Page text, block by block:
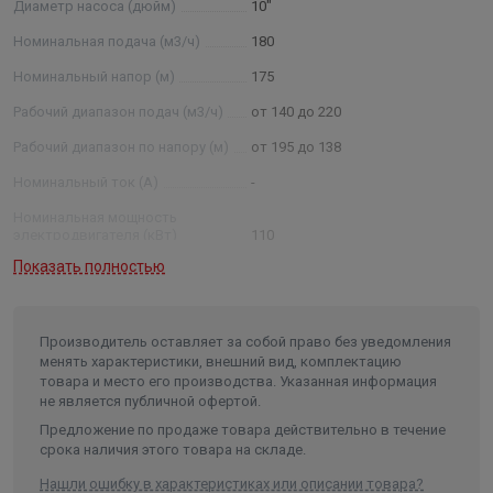
номинальная подача, м3 /ч; 50 — номинальный напор в
метрах водяного столба; нрк — нержавеющие рабочие
колеса (нро — нержавеющие рабочие органы (рабочие
колеса, отводы)) Примечание: * - параметры будут
установлены после проведения испытания агрегатов.
Диаметр насоса (дюйм) 10"
Номинальная подача (м3/ч) 180
Номинальный напор (м) 175
Рабочий диапазон подач (м3/ч) от 140 до 220
Рабочий диапазон по напору (м) от 195 до 138
-
110
Условный диаметр насоса
Внутренний диаметр обсадной
трубы скважины не менее/не
более (мм)
250/301
Частота, (Гц) 50
Показать полностью
Производитель оставляет за собой право без уведомления
менять характеристики, внешний вид, комплектацию
товара и место его производства. Указанная информация
не является публичной офертой.
Предложение по продаже товара действительно в течение
срока наличия этого товара на складе.
Нашли ошибку в характеристиках или описании товара?